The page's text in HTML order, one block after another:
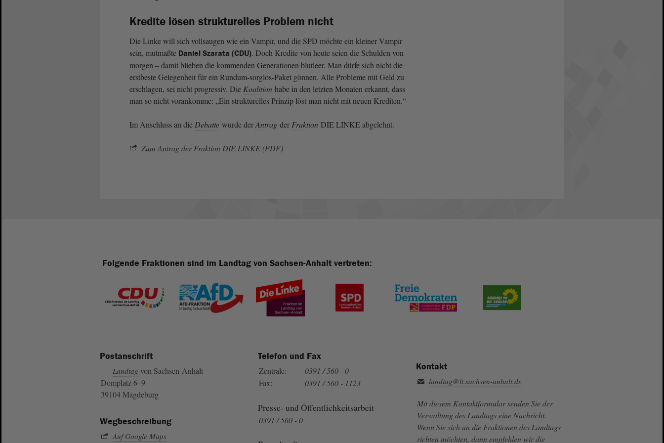
Kredite lösen strukturelles Problem nicht
Die Linke will sich vollsaugen wie ein Vampir, und die SPD möchte ein kleiner Vampir
sein, mutmaßte Daniel Szarata (CDU). Doch Kredite von heute seien die Schulden von
morgen – damit blieben die kommenden Generationen blutleer. Man dürfe sich nicht die
erstbeste Gelegenheit für ein Rundum-sorglos-Paket gönnen. Alle Probleme mit Geld zu
erschlagen, sei nicht progressiv. Die Koalition habe in den letzten Monaten erkannt, dass
man so nicht vorankomme: „Ein strukturelles Prinzip löst man nicht mit neuen Krediten.“
Im Anschluss an die Debatte wurde derAntrag der Fraktion DIE LINKE abgelehnt.
Zum Antrag der Fraktion DIE LINKE (PDF)
Folgende Fraktionen sind im Landtag von Sachsen-Anhalt vertreten:
Postanschrift
Landtag von Sachsen-Anhalt
Domplatz 6–9
39104 Magdeburg
Wegbeschreibung
Auf Google Maps
Telefon und Fax
Zentrale:
0391 / 560 - 0
Fax:
0391 / 560 - 1123
Presse- und Öffentlichkeitsarbeit
0391 / 560 - 0
Kontakt
landtag@lt.sachsen-anhalt.de
Mit diesem Kontaktformular senden Sie der
Verwaltung des Landtags eine Nachricht.
Wenn Sie sich an die Fraktionen des Landtags
richten möchten, dann empfehlen wir die